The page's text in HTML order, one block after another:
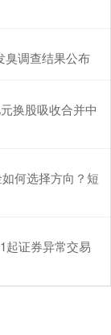
臭调查结果公布
换股吸收合并中
何选择方向？短
起证券异常交易